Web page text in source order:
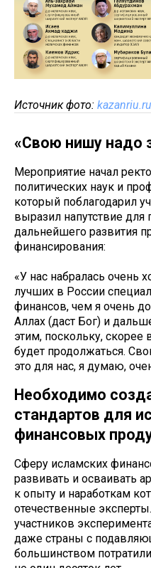
Источник фото: kazanriu.ru
«Свою нишу надо
Мероприятие начал
политических наук и
который поблагодарил
выразил напутствие
дальнейшего развития
финансирования:
«У нас набралась очень
лучших в России
финансов, чем я очень
Аллах (даст Бог) и
этим, поскольку, скорее
будет продолжаться.
это для нас, я думаю,
Необходимо
стандартов для
финансовых
Сферу исламских
развивать и осваивать
к опыту и наработкам
отечественные
участников
даже страны с
большинством